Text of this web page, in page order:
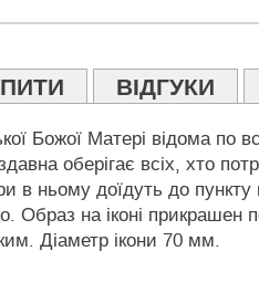
ВІДГУКИ
Божої Матері відома
оберігає всіх, хто
в ньому доїдуть до пункту
Образ на іконі
Діаметр ікони 70 мм.